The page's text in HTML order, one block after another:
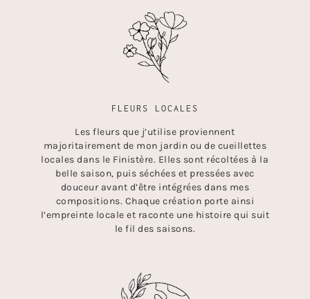
FLEURS LOCALES
Les fleurs que j’utilise proviennent
majoritairement de mon jardin ou de cueillettes
locales dans le Finistère. Elles sont récoltées à la
belle saison, puis séchées et pressées avec
douceur avant d’être intégrées dans mes
compositions. Chaque création porte ainsi
l’empreinte locale et raconte une histoire qui suit
le fil des saisons.